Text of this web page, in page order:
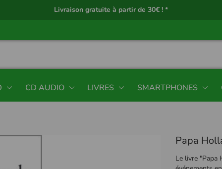
Livraison gratuite à partir de 30€ ! *
CD AUDIO LIVRES SMARTPHONES
Papa
Le livre "Papa